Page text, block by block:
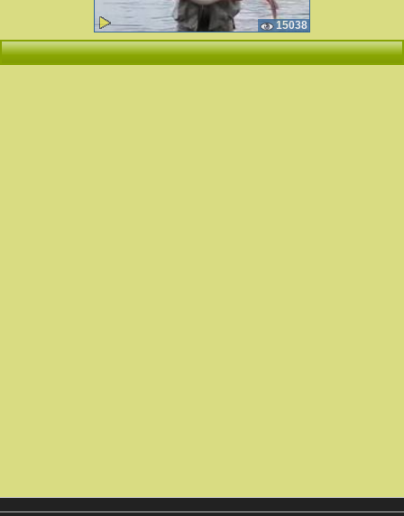
15038